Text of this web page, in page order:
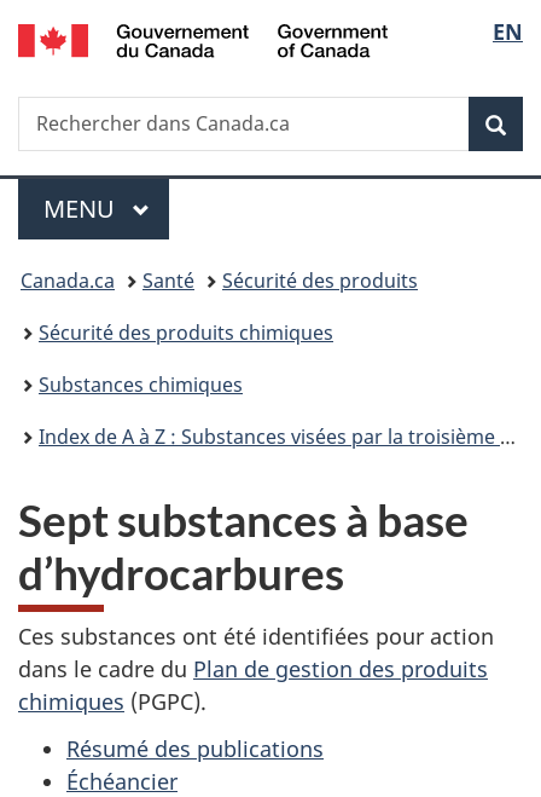
Passer
au
principal
Passer
à
Au
du
Passer
à
version
simplifiée
de
la
EN
Recherche
Rechercher
dans
Menu
MENU PRINCIPAL
Vous
êtes
ici :
Canada.ca Santé
Sécurité des produits
Sécurité des produits chimiques
Substances chimiques
Index de A à Z : Substances visées par la troisième phase du Plan de gestion des produits chimiques
Sept substances à base
d’hydrocarbures
Ces substances ont été identifiées pour action
dans le cadre du Plan de gestion des produits
chimiques (PGPC).
Résumé des publications
Échéancier